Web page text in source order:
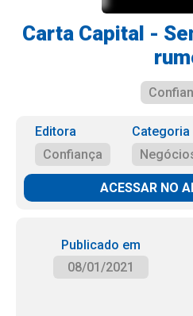
Carta Capital -
Editora
Confiança
Categoria
ACESSAR NO
Publicado em
08/01/2021